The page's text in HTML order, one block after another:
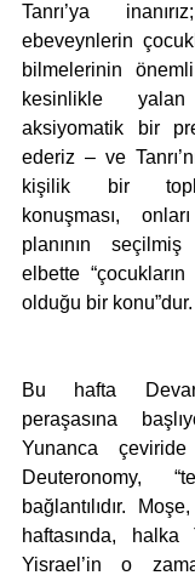
Tanrı’ya
ebeveynlerin
bilmelerinin
kesinlikle yalan
aksiyomatik bir
ederiz – ve
kişilik bir
konuşması,
planının
elbette
olduğu bir konu”dur.
Bu hafta
peraşasına
Yunanca
Deuteronomy,
bağlantılıdır.
haftasında, halka
Yisrael’in o